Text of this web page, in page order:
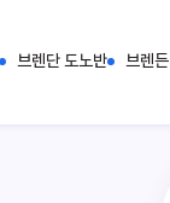
브렌단 도노반 브렌든